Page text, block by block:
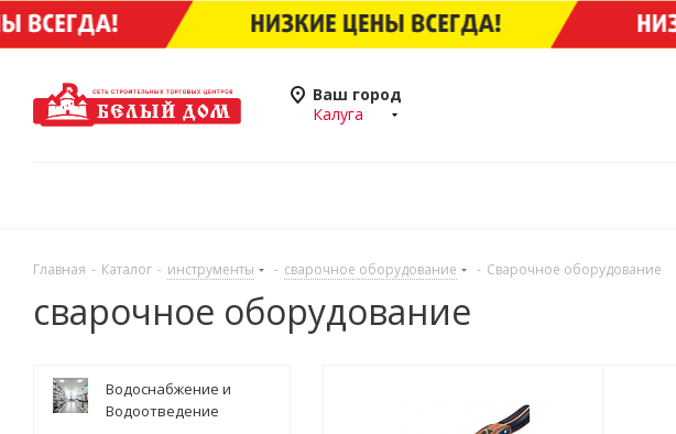
Ваш город
Калуга
Главная - Каталог - инструменты - сварочное оборудование - Сварочное оборудование
сварочное оборудование
Водоснабжение и
Водоотведение